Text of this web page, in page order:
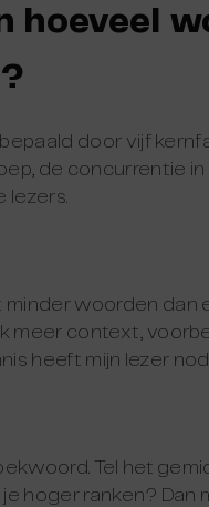
hoeveel
door vijf
de concurrentie
lezers.
woorden dan
meer context,
heeft mijn lezer
Tel het
hoger ranken? Dan